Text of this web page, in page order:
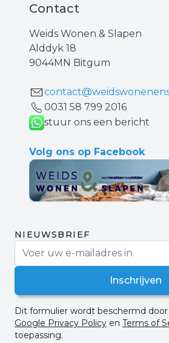
Contact
Weids Wonen & Slapen
Alddyk 18
9044MN Bitgum
0031 ‪58 799 2016‬
stuur ons een bericht
Volg ons op Facebook
NIEUWSBRIEF
Inschrijven
Dit formulier wordt beschermd door
Google Privacy Policy en Terms of
toepassing.